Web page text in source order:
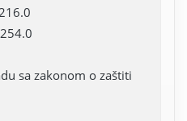
sa zakonom o zaštiti